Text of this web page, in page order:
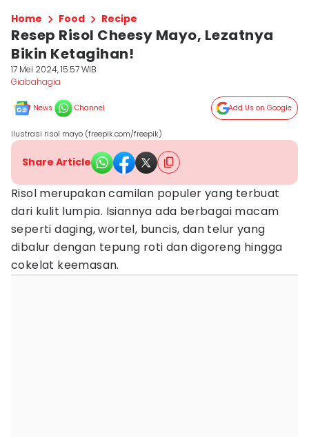
Home Food Recipe
Resep Risol Cheesy Mayo, Lezatnya
Bikin Ketagihan!
17 Mei 2024, 15:57 WIB
Giabahagia
News Channel Add Us on Google
ilustrasi risol mayo (freepik.com/freepik)
Share Article
Risol merupakan camilan populer yang terbuat
dari kulit lumpia. Isiannya ada berbagai macam
seperti daging, wortel, buncis, dan telur yang
dibalur dengan tepung roti dan digoreng hingga
cokelat keemasan.